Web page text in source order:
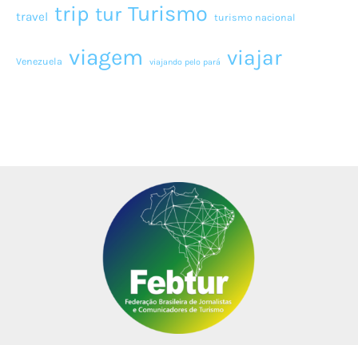
travel trip tur Turismo turismo nacional
Venezuela viagem viajando pelo pará viajar